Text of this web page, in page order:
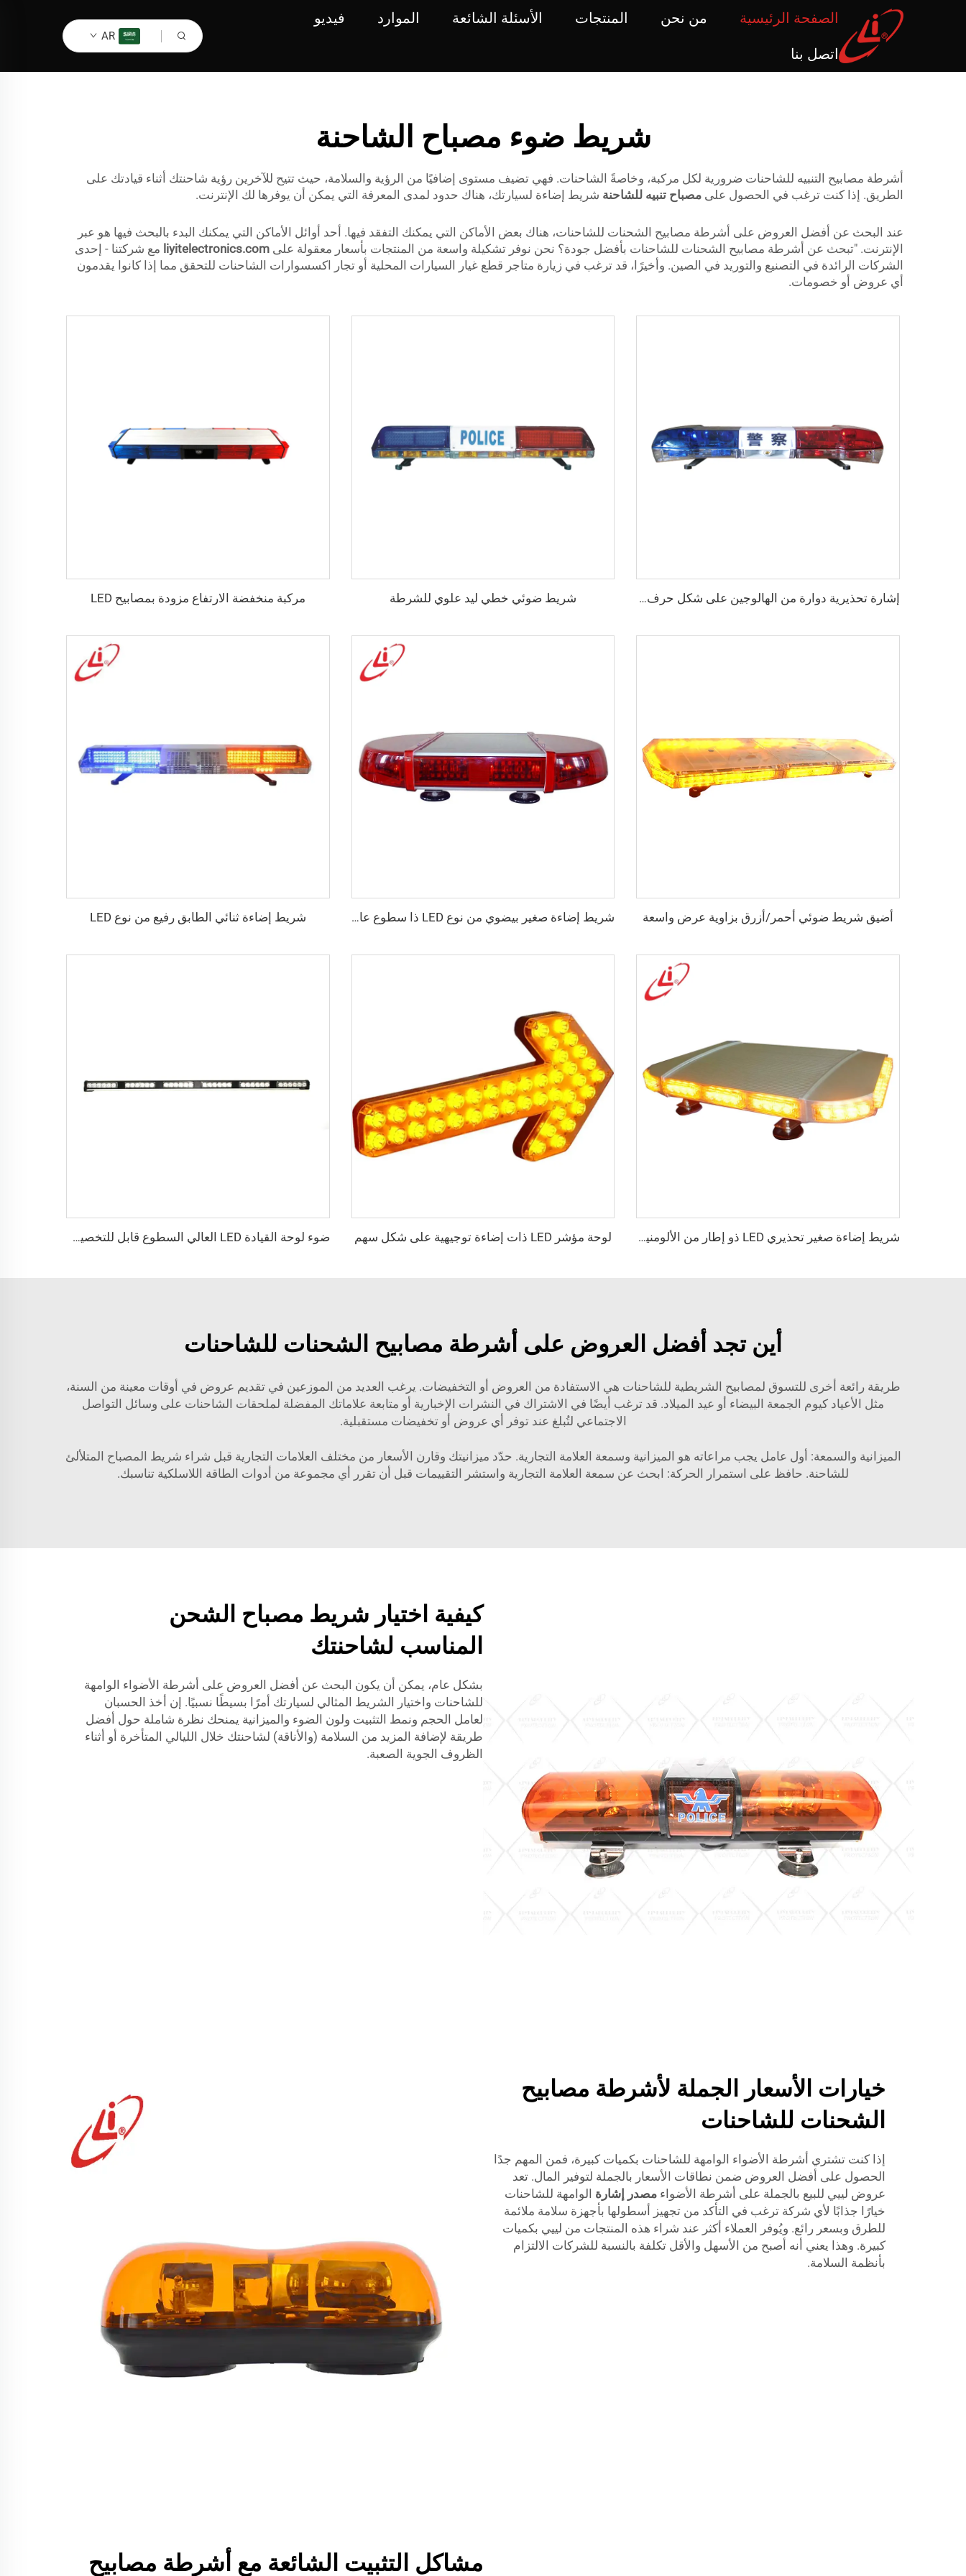
الصفحة الرئيسية من نحن المنتجات الأسئلة الشائعة الموارد فيديو
اتصل بنا
AR
شريط ضوء مصباح الشاحنة
أشرطة مصابيح التنبيه للشاحنات ضرورية لكل مركبة، وخاصةً الشاحنات. فهي تضيف مستوى إضافيًا من الرؤية والسلامة، حيث تتيح للآخرين رؤية شاحنتك أثناء قيادتك على
الطريق. إذا كنت ترغب في الحصول على مصباح تنبيه للشاحنة شريط إضاءة لسيارتك، هناك حدود لمدى المعرفة التي يمكن أن يوفرها لك الإنترنت.
عند البحث عن أفضل العروض على أشرطة مصابيح الشحنات للشاحنات، هناك بعض الأماكن التي يمكنك التفقد فيها. أحد أوائل الأماكن التي يمكنك البدء بالبحث فيها هو عبر
الإنترنت. "تبحث عن أشرطة مصابيح الشحنات للشاحنات بأفضل جودة؟ نحن نوفر تشكيلة واسعة من المنتجات بأسعار معقولة على liyitelectronics.com مع شركتنا - إحدى
الشركات الرائدة في التصنيع والتوريد في الصين. وأخيرًا، قد ترغب في زيارة متاجر قطع غيار السيارات المحلية أو تجار اكسسوارات الشاحنات للتحقق مما إذا كانوا يقدمون
أي عروض أو خصومات.
إشارة تحذيرية دوارة من الهالوجين على شكل حرف I للشرطة شريط ضوئي خطي ليد علوي للشرطة مركبة منخفضة الارتفاع مزودة بمصابيح LED
أضيق شريط ضوئي أحمر/أزرق بزاوية عرض واسعة شريط إضاءة صغير بيضوي من نوع LED ذا سطوع عالٍ شريط إضاءة ثنائي الطابق رفيع من نوع LED
شريط إضاءة صغير تحذيري LED ذو إطار من الألومنيوم مع وميض لوحة مؤشر LED ذات إضاءة توجيهية على شكل سهم ضوء لوحة القيادة LED العالي السطوع قابل للتخصيص بالألوان
أين تجد أفضل العروض على أشرطة مصابيح الشحنات للشاحنات
طريقة رائعة أخرى للتسوق لمصابيح الشريطية للشاحنات هي الاستفادة من العروض أو التخفيضات. يرغب العديد من الموزعين في تقديم عروض في أوقات معينة من السنة،
مثل الأعياد كيوم الجمعة البيضاء أو عيد الميلاد. قد ترغب أيضًا في الاشتراك في النشرات الإخبارية أو متابعة علاماتك المفضلة لملحقات الشاحنات على وسائل التواصل
الاجتماعي لتُبلغ عند توفر أي عروض أو تخفيضات مستقبلية.
الميزانية والسمعة: أول عامل يجب مراعاته هو الميزانية وسمعة العلامة التجارية. حدّد ميزانيتك وقارن الأسعار من مختلف العلامات التجارية قبل شراء شريط المصباح المتلألئ
للشاحنة. حافظ على استمرار الحركة: ابحث عن سمعة العلامة التجارية واستشر التقييمات قبل أن تقرر أي مجموعة من أدوات الطاقة اللاسلكية تناسبك.
كيفية اختيار شريط مصباح الشحن
المناسب لشاحنتك
بشكل عام، يمكن أن يكون البحث عن أفضل العروض على أشرطة الأضواء الوامهة
للشاحنات واختيار الشريط المثالي لسيارتك أمرًا بسيطًا نسبيًا. إن أخذ الحسبان
لعامل الحجم ونمط التثبيت ولون الضوء والميزانية يمنحك نظرة شاملة حول أفضل
طريقة لإضافة المزيد من السلامة (والأناقة) لشاحنتك خلال الليالي المتأخرة أو أثناء
الظروف الجوية الصعبة.
خيارات الأسعار الجملة لأشرطة مصابيح
الشحنات للشاحنات
إذا كنت تشتري أشرطة الأضواء الوامهة للشاحنات بكميات كبيرة، فمن المهم جدًا
الحصول على أفضل العروض ضمن نطاقات الأسعار بالجملة لتوفير المال. تعد
عروض لييي للبيع بالجملة على أشرطة الأضواء مصدر إشارة الوامهة للشاحنات
خيارًا جذابًا لأي شركة ترغب في التأكد من تجهيز أسطولها بأجهزة سلامة ملائمة
للطرق وبسعر رائع. ويُوفر العملاء أكثر عند شراء هذه المنتجات من لييي بكميات
كبيرة. وهذا يعني أنه أصبح من الأسهل والأقل تكلفة بالنسبة للشركات الالتزام
بأنظمة السلامة.
مشاكل التثبيت الشائعة مع أشرطة مصابيح